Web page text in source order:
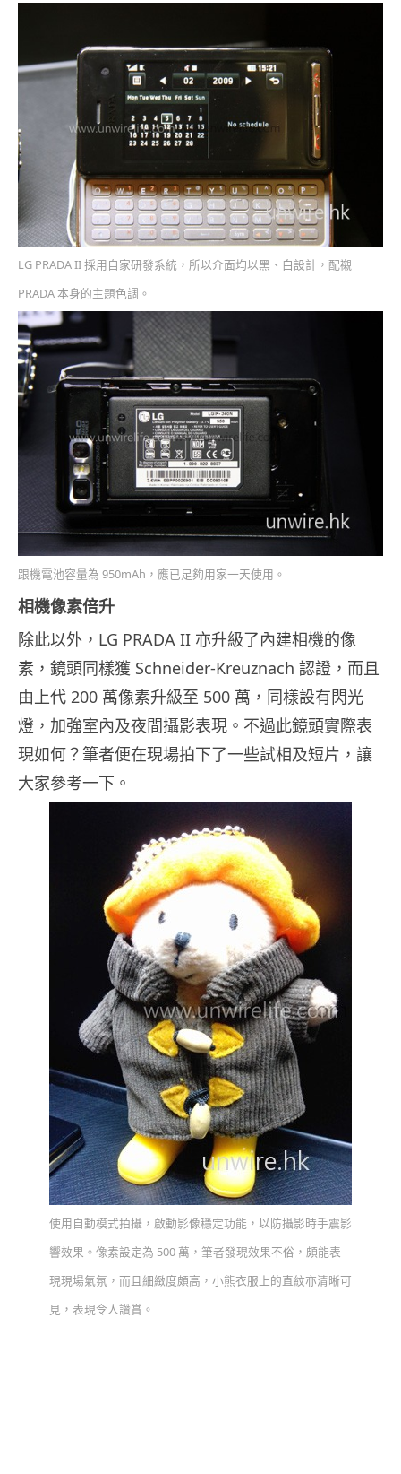
LG PRADA II 採用自家研發系統，所以介面均以黑、白設計，配襯
PRADA 本身的主題色調。
跟機電池容量為 950mAh，應已足夠用家一天使用。
相機像素倍升
除此以外，LG PRADA II 亦升級了內建相機的像
素，鏡頭同樣獲 Schneider-Kreuznach 認證，而且
由上代 200 萬像素升級至 500 萬，同樣設有閃光
燈，加強室內及夜間攝影表現。不過此鏡頭實際表
現如何？筆者便在現場拍下了一些試相及短片，讓
大家參考一下。
使用自動模式拍攝，啟動影像穩定功能，以防攝影時手震影
響效果。像素設定為 500 萬，筆者發現效果不俗，頗能表
現現場氣氛，而且細緻度頗高，小熊衣服上的直紋亦清晰可
見，表現令人讚賞。